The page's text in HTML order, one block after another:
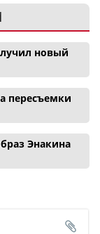
новый
пересъемки
Энакина